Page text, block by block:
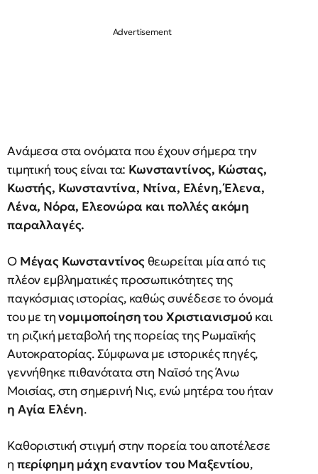
Ανάμεσα στα ονόματα που έχουν σήμερα την
τιμητική τους είναι τα: Κωνσταντίνος, Κώστας,
Κωστής, Κωνσταντίνα, Ντίνα, Ελένη, Έλενα,
Λένα, Νόρα, Ελεονώρα και πολλές ακόμη
παραλλαγές.
ΟΜέγας Κωνσταντίνοςθεωρείται μία από τις
πλέον εμβληματικές προσωπικότητες της
παγκόσμιας ιστορίας, καθώς συνέδεσε το όνομά
του με τηνομιμοποίηση του Χριστιανισμού και
τη ριζική μεταβολή της πορείας της Ρωμαϊκής
Αυτοκρατορίας. Σύμφωνα με ιστορικές πηγές,
γεννήθηκε πιθανότατα στη Ναϊσό της Άνω
Μοισίας, στη σημερινή Νις, ενώ μητέρα του ήταν
η Αγία Ελένη.
Καθοριστική στιγμή στην πορεία του αποτέλεσε
η περίφημη μάχη εναντίον του Μαξεντίου,